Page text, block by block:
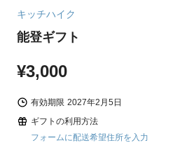
キッチハイク
能登ギフト
¥3,000
有効期限 2027年2月5日
ギフトの利用方法
フォームに配送希望住所を入力